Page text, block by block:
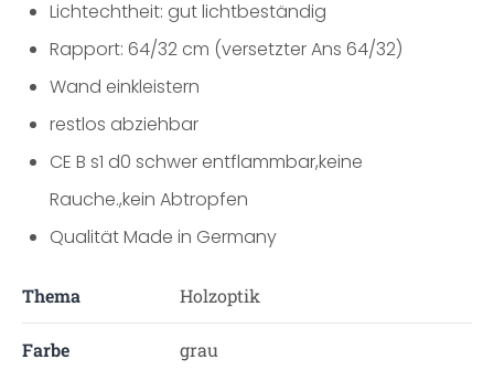
Lichtechtheit: gut lichtbeständig
Rapport: 64/32 cm (versetzter Ans 64/32)
Wand einkleistern
restlos abziehbar
CE B s1 d0 schwer entflammbar,keine
Rauche.,kein Abtropfen
Qualität Made in Germany
Thema Holzoptik
Farbe grau